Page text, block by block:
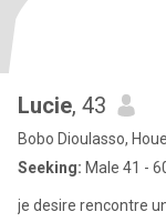
Lucie, 43
Bobo Dioulasso,
Seeking: Male 41 -
je desire rencontre